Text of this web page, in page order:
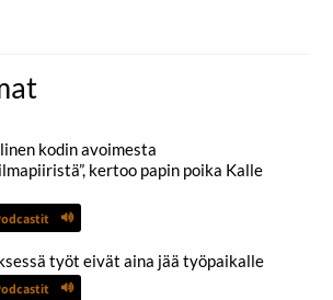
kodin avoimesta
kertoo papin poika Kalle
työt eivät aina jää työpaikalle